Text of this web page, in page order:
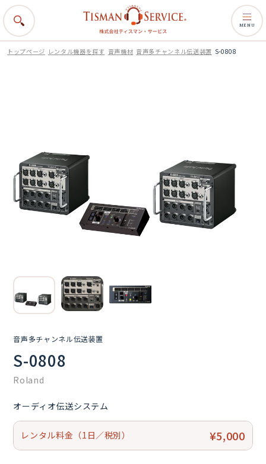
MENU
トップページ レンタル機器を探す 音声機材 音声多チャンネル伝送装置 S-0808
音声多チャンネル伝送装置
S-0808
Roland
オーディオ伝送システム
レンタル料金（1日／税別） ¥5,000